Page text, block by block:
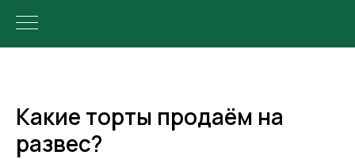
Какие торты продаём на
развес?